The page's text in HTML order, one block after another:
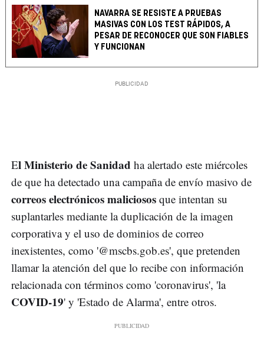
NAVARRA SE RESISTE A PRUEBAS
MASIVAS CON LOS TEST RÁPIDOS, A
PESAR DE RECONOCER QUE SON FIABLES
Y FUNCIONAN
El Ministerio de Sanidad ha alertado este miércoles
de que ha detectado una campaña de envío masivo de
correos electrónicos maliciosos que intentan su
suplantarles mediante la duplicación de la imagen
corporativa y el uso de dominios de correo
inexistentes, como '@mscbs.gob.es', que pretenden
llamar la atención del que lo recibe con información
relacionada con términos como 'coronavirus', 'la
COVID-19' y 'Estado de Alarma', entre otros.